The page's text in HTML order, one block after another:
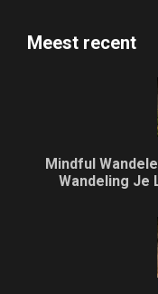
Meest recent
Mindful
Wandeling Je